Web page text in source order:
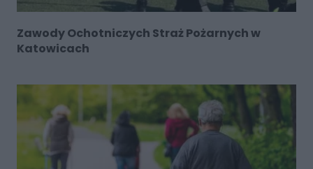
Zawody Ochotniczych Straż Pożarnych w
Katowicach